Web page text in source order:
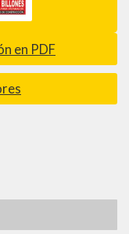
en PDF